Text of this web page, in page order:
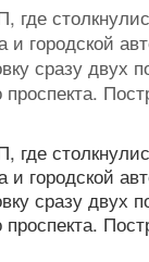
где
и городской
сразу двух
проспекта.
где
и городской
сразу двух
проспекта.